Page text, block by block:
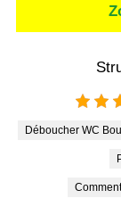
Déboucher WC